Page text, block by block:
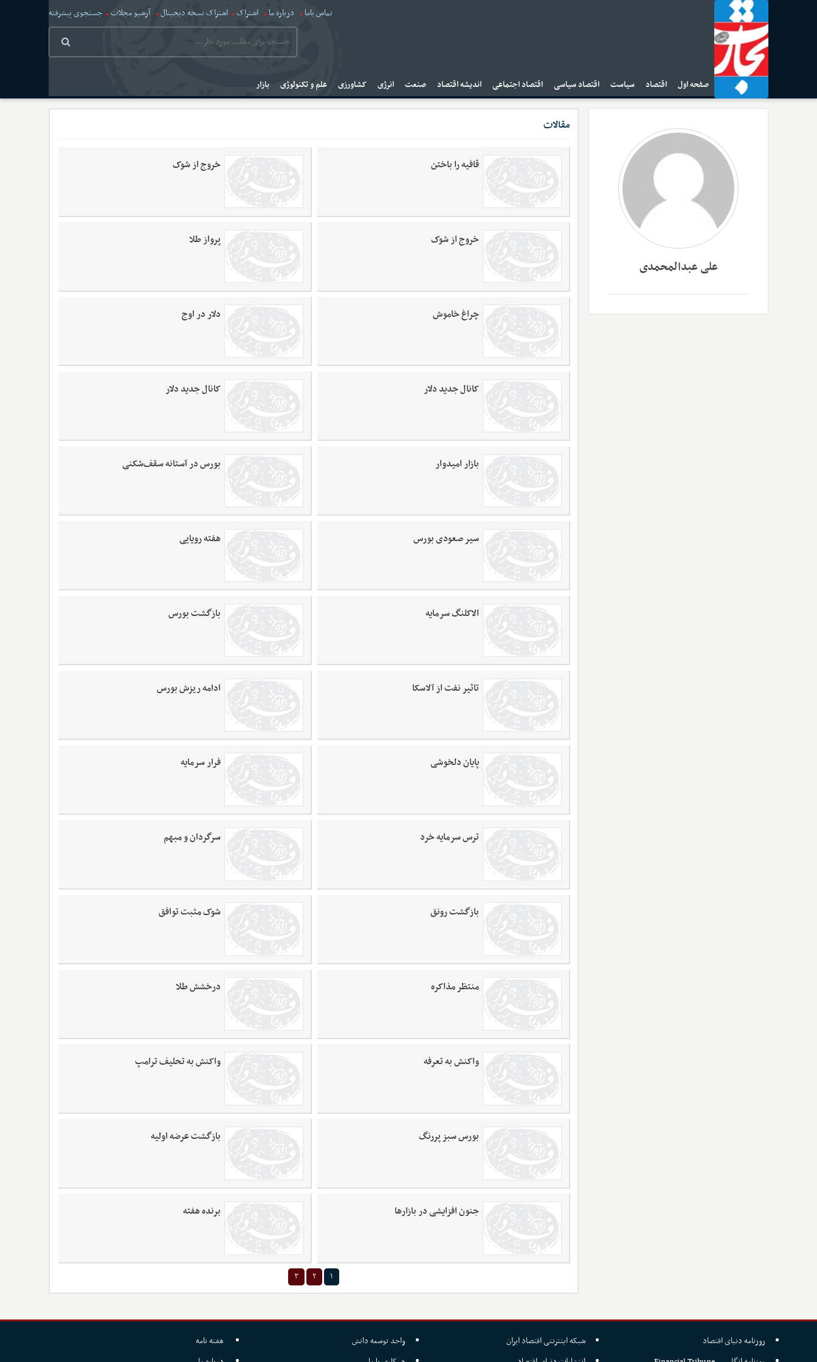
تماس باما درباره ما اشتراک اشتراک نسخه دیجیتال آرشیو مجلات جستجوی پیشرفته
صفحه اول اقتصاد سیاست اقتصاد سیاسی اقتصاد اجتماعی اندیشه اقتصاد صنعت انرژی کشاورزی علم و تکنولوژی بازار
علی عبدالمحمدی
مقالات
قافیه را باختن خروج از شوک
خروج از شوک پرواز طلا
چراغ خاموش دلار در اوج
کانال جدید دلار کانال جدید دلار
بازار امیدوار بورس در آستانه سقف‌شکنی
سیر صعودی بورس هفته رویایی
الاکلنگ سرمایه بازگشت بورس
تاثیر نفت از آلاسکا ادامه ریزش بورس
پایان دلخوشی فرار سرمایه
ترس سرمایه خرد سرگردان و مبهم
بازگشت رونق شوک مثبت توافق
منتظر مذاکره درخشش طلا
واکنش به تعرفه واکنش به تحلیف ترامپ
بورس سبز پررنگ بازگشت عرضه اولیه
جنون افزایشی در بازارها برنده هفته
۱ ۲ ۳
روزنامه دنیای اقتصاد
شبکه اینترنتی اقتصاد ایران
واحد توسعه دانش
هفته نامه